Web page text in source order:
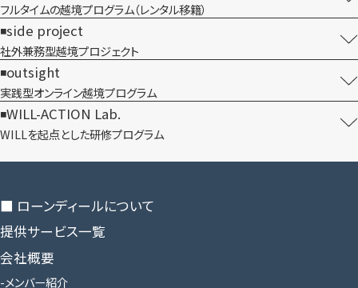
フルタイムの越境プログラム​（レンタル移籍）
side project
社外兼務型​越境プロジェクト
outsight
実践型オンライン​越境プログラム
WILL-ACTION Lab.
WILLを​起点とした​研修プログラム
■ ローンディールに​ついて
提供サービス一覧
会社概要
メンバー紹介